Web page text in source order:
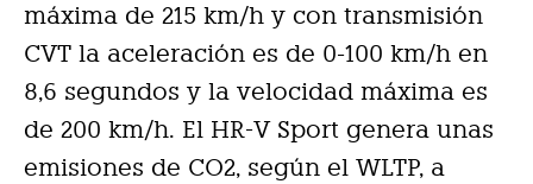
máxima de 215 km/h y con transmisión
CVT la aceleración es de 0-100 km/h en
8,6 segundos y la velocidad máxima es
de 200 km/h. El HR-V Sport genera unas
emisiones de CO2, según el WLTP, a